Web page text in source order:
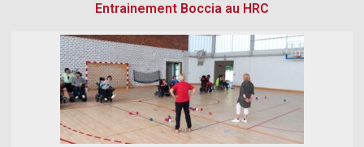
Entrainement Boccia au HRC